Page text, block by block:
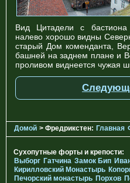
Вид Цитадели с
налево хорошо видны
старый Дом коменданта,
башней на заднем плане и
проливом виднеется чужая
Домой > Фредрикстен: Главная
Сухопутные форты и крепости:
Выборг Гатчина Замок Бип
Кирилловский Монастырь
Печорcкий монастырь Порхов